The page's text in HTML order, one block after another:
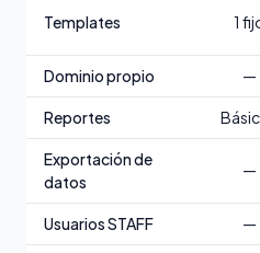
Templates 1
Dominio propio —
Reportes
Exportación de
datos
—
Usuarios STAFF —